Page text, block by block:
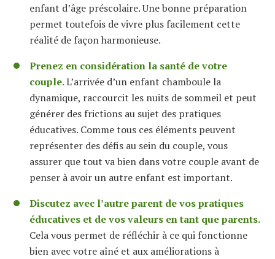
enfant d’âge préscolaire. Une bonne préparation
permet toutefois de vivre plus facilement cette
réalité de façon harmonieuse.
Prenez en considération la santé de votre
couple.L’arrivée d’un enfant chamboule la
dynamique, raccourcit les nuits de sommeil et peut
générer des frictions au sujet des pratiques
éducatives. Comme tous ces éléments peuvent
représenter des défis au sein du couple, vous
assurer que tout va bien dans votre couple avant de
penser à avoir un autre enfant est important.
Discutez avec l’autre parent de vos pratiques
éducatives et de vos valeurs en tant que parents.
Cela vous permet de réfléchir à ce qui fonctionne
bien avec votre aîné et aux améliorations à